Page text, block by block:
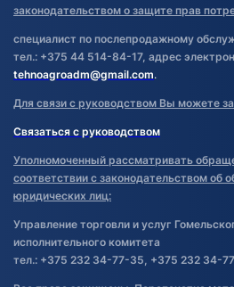
законодательством о защите прав
специалист по послепродажному
тел.: +375 44 514-84-17, адрес
tehnoagroadm@gmail.com.
Для связи с руководством Вы можете
Связаться с руководством
Уполномоченный рассматривать
соответствии с законодательством об
юридических лиц:
Управление торговли и услуг
исполнительного комитета
тел.: +375 232 34-77-35, +375 232 34-